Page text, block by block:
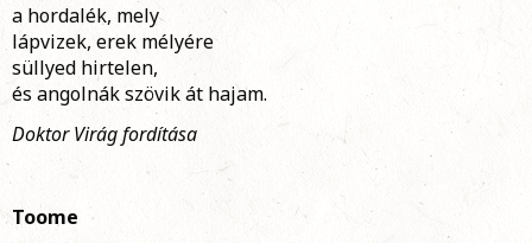
a hordalék, mely
lápvizek, erek mélyére
süllyed hirtelen,
és angolnák szövik át hajam.
Doktor Virág fordítása
Toome